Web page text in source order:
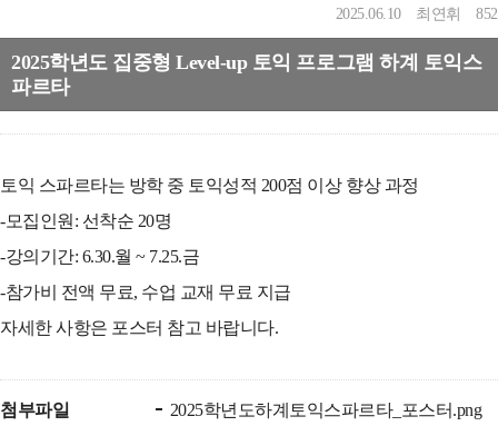
2025.06.10 최연휘 852
2025학년도 집중형 Level-up 토익 프로그램 하계 토익스
파르타
토익 스파르타는 방학 중 토익성적 200점 이상 향상 과정
-모집인원: 선착순 20명
-강의기간: 6.30.월 ~ 7.25.금
-참가비 전액 무료, 수업 교재 무료 지급
자세한 사항은 포스터 참고 바랍니다.
첨부파일 2025학년도하계토익스파르타_포스터.png